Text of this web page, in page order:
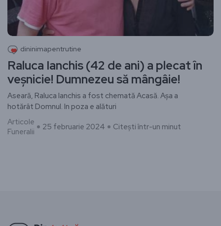
dininimapentrutine
Raluca Ianchis (42 de ani) a plecat în
veșnicie! Dumnezeu să mângâie!
Aseară, Raluca Ianchis a fost chemată Acasă. Așa a
hotărât Domnul. In poza e alături
Articole
Funeralii
25 februarie 2024 Citești într-un minut